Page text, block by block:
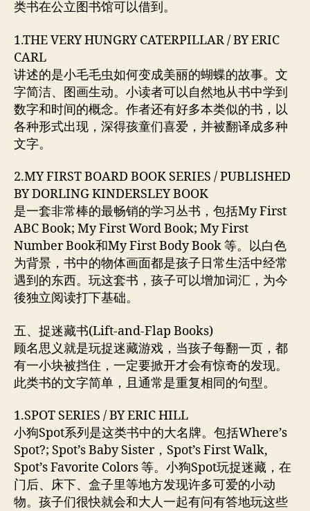
类书在公立图书馆可以借到。
1.THE VERY HUNGRY CATERPILLAR / BY ERIC
CARL
讲述的是小毛毛虫如何变成美丽的蝴蝶的故事。文
字简洁、图画生动。小读者可以自然地从书中学到
数字和时间的概念。作者还有好多本类似的书，以
各种形式出现，深得孩童们喜爱，并被翻译成多种
文字。
2.MY FIRST BOARD BOOK SERIES / PUBLISHED
BY DORLING KINDERSLEY BOOK
是一套非常棒的最畅销的学习丛书，包括My First
ABC Book; My First Word Book; My First
Number Book和My First Body Book 等。以白色
为背景，书中的物体画面都是孩子日常生活中经常
遇到的东西。玩这套书，孩子可以增加词汇，为今
後独立阅读打下基础。
五、捉迷藏书(Lift-and-Flap Books)
顾名思义就是玩捉迷藏游戏，当孩子每翻一页，都
有一小块被挡住，一定要掀开才会有惊奇的发现。
此类书的文字简单，且通常是重复相同的句型。
1.SPOT SERIES / BY ERIC HILL
小狗Spot系列是这类书中的大名牌。包括Where’s
Spot?; Spot’s Baby Sister，Spot’s First Walk,
Spot’s Favorite Colors 等。小狗Spot玩捉迷藏，在
门后、床下、盒子里等地方发现许多可爱的小动
物。孩子们很快就会和大人一起有问有答地玩这些